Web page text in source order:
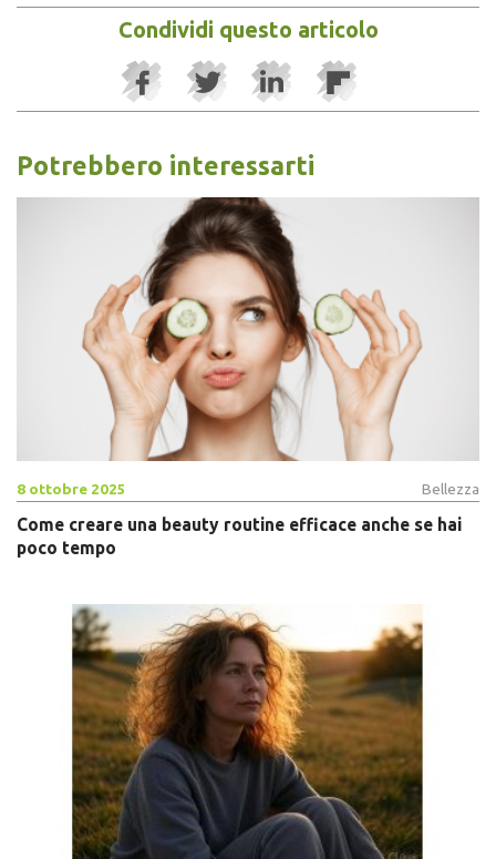
Condividi questo articolo
Potrebbero interessarti
8 ottobre 2025 Bellezza
Come creare una beauty routine efficace anche se hai
poco tempo